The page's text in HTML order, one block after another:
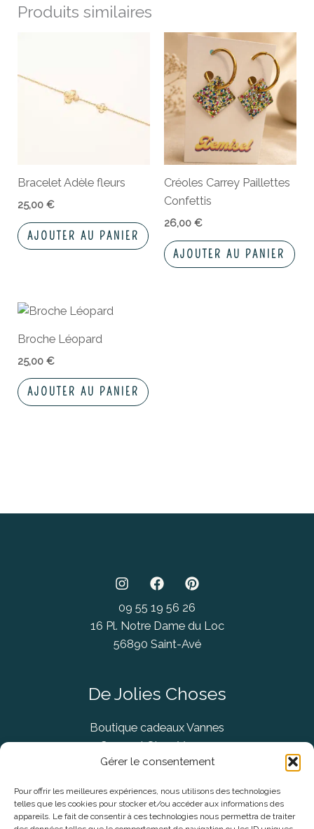
Gérer le consentement
Pour offrir les meilleures expériences, nous utilisons des technologies
telles que les cookies pour stocker et/ou accéder aux informations des
appareils. Le fait de consentir à ces technologies nous permettra de traiter
Produits similaires
Bracelet Adèle fleurs
25,00€
AJOUTER AU PANIER
Créoles Carrey Paillettes
Confettis
26,00 €
AJOUTER AU PANIER
Broche Léopard
25,00€
AJOUTER AU PANIER
09 55 19 56 26
16 Pl. Notre Dame du Loc
56890 Saint-Avé
De Jolies Choses
Boutique cadeaux Vannes
Concept Store Vannes
Informations légales